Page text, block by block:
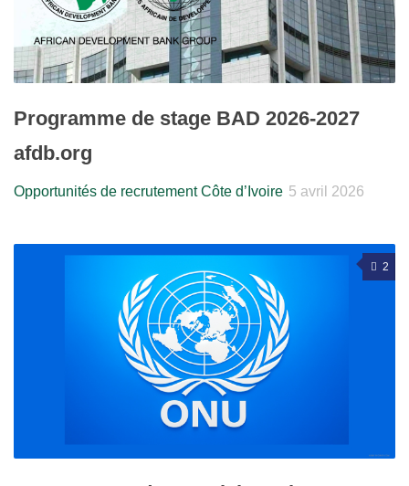
Programme de stage BAD 2026-2027
afdb.org
Opportunités de recrutement Côte d’Ivoire 5 avril 2026
2